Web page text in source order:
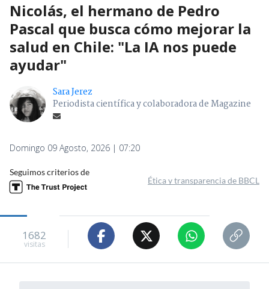
Nicolás, el hermano de Pedro
Pascal que busca cómo mejorar la
salud en Chile: "La IA nos puede
ayudar"
Sara Jerez
Periodista científica y colaboradora de Magazine
Domingo 09 Agosto, 2026 | 07:20
Seguimos criterios de
Ética y transparencia de BBCL
1682
visitas